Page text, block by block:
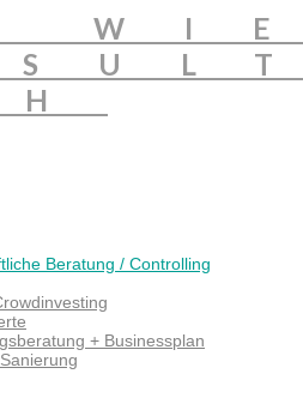
Beratung / Controlling
+ Businessplan